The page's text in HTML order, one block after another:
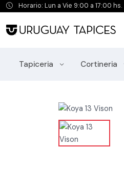
Horario: Lun a Vie 9:00 a 17:00
Tapiceria Cortineria